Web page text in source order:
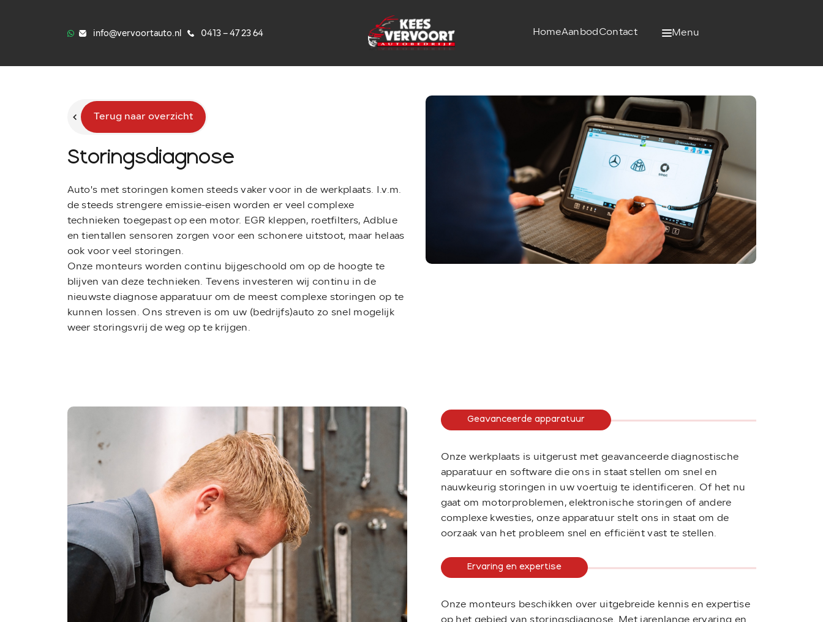
info@vervoortauto.nl 0413 – 47 23 64 HomeAanbod Contact Menu
Aanbod
Diensten
Vacatures
Over ons
Verkocht
Contact
Contact: info@vervoortauto.nl0413 – 47 23 64
Terug naar overzicht
Storingsdiagnose
Auto's met storingen komen steeds vaker voor in de werkplaats. I.v.m.
de steeds strengere emissie-eisen worden er veel complexe
technieken toegepast op een motor. EGR kleppen, roetfilters, Adblue
en tientallen sensoren zorgen voor een schonere uitstoot, maar helaas
ook voor veel storingen.
Onze monteurs worden continu bijgeschoold om op de hoogte te
blijven van deze technieken. Tevens investeren wij continu in de
nieuwste diagnose apparatuur om de meest complexe storingen op te
kunnen lossen. Ons streven is om uw (bedrijfs)auto zo snel mogelijk
weer storingsvrij de weg op te krijgen.
Geavanceerde apparatuur
Onze werkplaats is uitgerust met geavanceerde diagnostische
apparatuur en software die ons in staat stellen om snel en
nauwkeurig storingen in uw voertuig te identificeren. Of het nu
gaat om motorproblemen, elektronische storingen of andere
complexe kwesties, onze apparatuur stelt ons in staat om de
oorzaak van het probleem snel en efficiënt vast te stellen.
Ervaring en expertise
Onze monteurs beschikken over uitgebreide kennis en expertise
op het gebied van storingsdiagnose. Met jarenlange ervaring en